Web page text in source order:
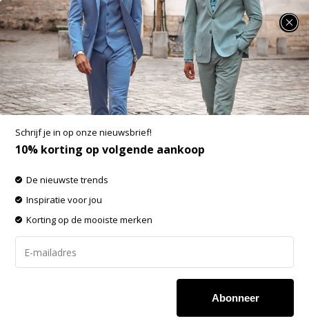
SUMMER SALE: 25% t/m 50% korting op heel veel zomerse items!
Producten getagd met Lacose
-60% op de gehele OUTLET!
Filters Sorteren op:
Schrijf je in op onze nieuwsbrief!
10% korting op volgende aankoop
De nieuwste trends
Inspiratie voor jou
Korting op de mooiste merken
Abonneer